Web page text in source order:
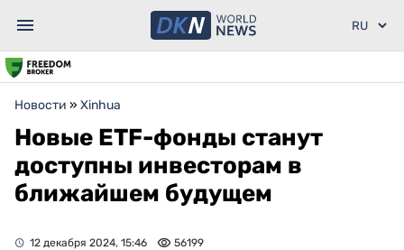
Новости » Xinhua
Новые ETF-фонды станут
доступны инвесторам в
ближайшем будущем
12 декабря 2024, 15:46 56199